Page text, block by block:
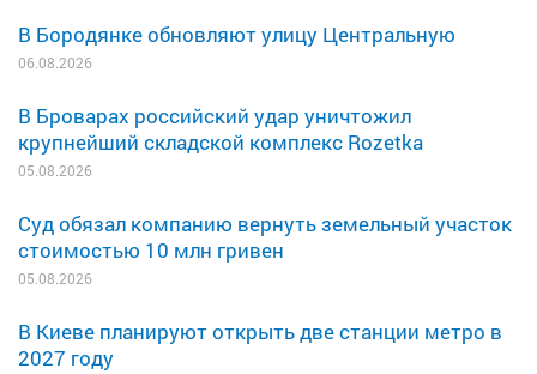
В Бородянке обновляют улицу Центральную
06.08.2026
В Броварах российский удар уничтожил
крупнейший складской комплекс Rozetka
05.08.2026
Суд обязал компанию вернуть земельный участок
стоимостью 10 млн гривен
05.08.2026
В Киеве планируют открыть две станции метро в
2027 году